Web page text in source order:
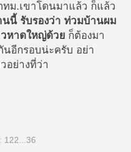
ม.เขาโดนมาแล้ว ก็แล้ว
นนี้ รับรองว่า ท่วมบ้านผม
วหาดใหญ่ด้วย ก็ต้องมา
อีกรอบน่ะครับ อย่า
อย่างที่ว่า
122...36